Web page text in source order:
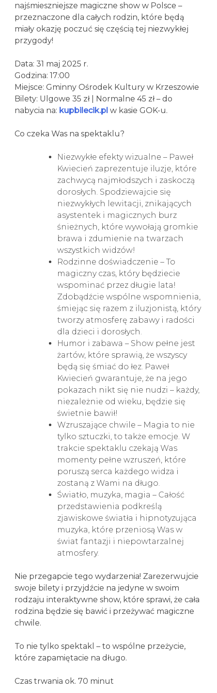
najśmieszniejsze magiczne show w Polsce –
przeznaczone dla całych rodzin, które będą
miały okazję poczuć się częścią tej niezwykłej
przygody!
Data: 31 maj 2025 r.
Godzina: 17:00
Miejsce: Gminny Ośrodek Kultury w Krzeszowie
Bilety: Ulgowe 35 zł | Normalne 45 zł – do
nabycia na: kupbilecik.pl w kasie GOK-u.
Co czeka Was na spektaklu?
Niezwykłe efekty wizualne – Paweł
Kwiecień zaprezentuje iluzje, które
zachwycą najmłodszych i zaskoczą
dorosłych. Spodziewajcie się
niezwykłych lewitacji, znikających
asystentek i magicznych burz
śnieżnych, które wywołają gromkie
brawa i zdumienie na twarzach
wszystkich widzów!
Rodzinne doświadczenie – To
magiczny czas, który będziecie
wspominać przez długie lata!
Zdobądźcie wspólne wspomnienia,
śmiejąc się razem z iluzjonistą, który
tworzy atmosferę zabawy i radości
dla dzieci i dorosłych.
Humor i zabawa – Show pełne jest
żartów, które sprawią, że wszyscy
będą się śmiać do łez. Paweł
Kwiecień gwarantuje, że na jego
pokazach nikt się nie nudzi – każdy,
niezależnie od wieku, będzie się
świetnie bawił!
Wzruszające chwile – Magia to nie
tylko sztuczki, to także emocje. W
trakcie spektaklu czekają Was
momenty pełne wzruszeń, które
poruszą serca każdego widza i
zostaną z Wami na długo.
Światło, muzyka, magia – Całość
przedstawienia podkreślą
zjawiskowe światła i hipnotyzująca
muzyka, które przeniosą Was w
świat fantazji i niepowtarzalnej
atmosfery.
Nie przegapcie tego wydarzenia! Zarezerwujcie
swoje bilety i przyjdźcie na jedyne w swoim
rodzaju interaktywne show, które sprawi, że cała
rodzina będzie się bawić i przeżywać magiczne
chwile.
To nie tylko spektakl – to wspólne przeżycie,
które zapamiętacie na długo.
Czas trwania ok. 70 minut